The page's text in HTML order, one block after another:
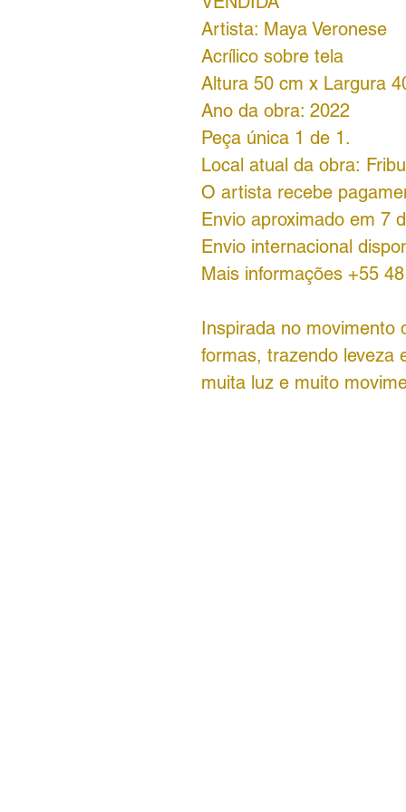
Artista: Maya Veronese
Acrílico sobre tela
Altura 50 cm x Largura
Ano da obra: 2022
Peça única 1 de 1.
Local atual da obra:
O artista recebe
Envio aproximado em 7
Envio internacional
Mais informações +55
Inspirada no movimento
formas, trazendo leveza
muita luz e muito